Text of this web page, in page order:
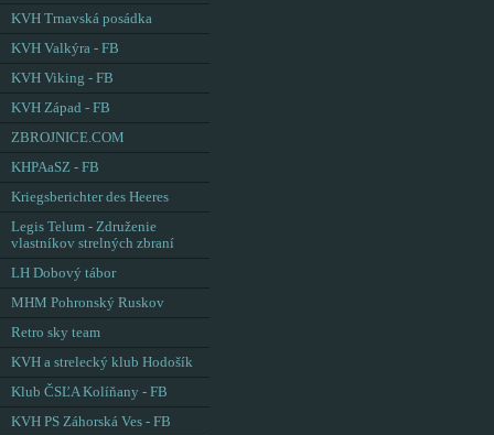
KVH Trnavská posádka
KVH Valkýra - FB
KVH Viking - FB
KVH Západ - FB
ZBROJNICE.COM
KHPAaSZ - FB
Kriegsberichter des Heeres
Legis Telum - Združenie
vlastníkov strelných zbraní
LH Dobový tábor
MHM Pohronský Ruskov
Retro sky team
KVH a strelecký klub Hodošík
Klub ČSĽA Kolíňany - FB
KVH PS Záhorská Ves - FB